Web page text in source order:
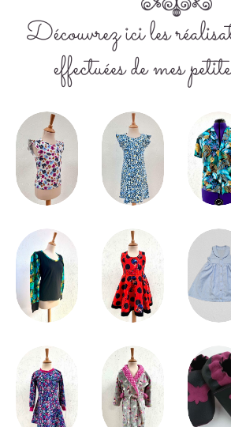
Découvrez ici les
effectuées de mes
Vêtements
Enfants
Vêtements
Enfants
Vêtements
Enfants
Vêtements
Enfants